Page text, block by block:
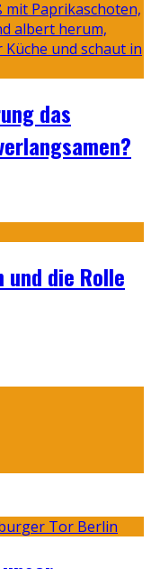
das
und die Rolle